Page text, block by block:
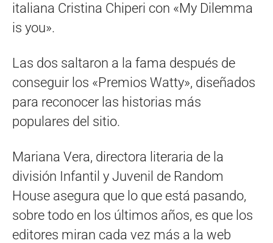
italiana Cristina Chiperi con «My Dilemma
is you».
Las dos saltaron a la fama después de
conseguir los «Premios Watty», diseñados
para reconocer las historias más
populares del sitio.
Mariana Vera, directora literaria de la
división Infantil y Juvenil de Random
House asegura que lo que está pasando,
sobre todo en los últimos años, es que los
editores miran cada vez más a la web